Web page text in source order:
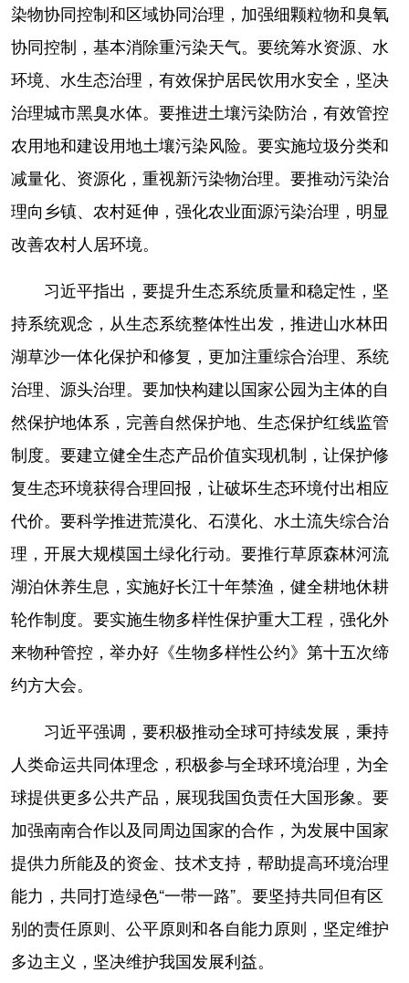
染物协同控制和区域协同治理，加强细颗粒物和臭氧
协同控制，基本消除重污染天气。要统筹水资源、水
环境、水生态治理，有效保护居民饮用水安全，坚决
治理城市黑臭水体。要推进土壤污染防治，有效管控
农用地和建设用地土壤污染风险。要实施垃圾分类和
减量化、资源化，重视新污染物治理。要推动污染治
理向乡镇、农村延伸，强化农业面源污染治理，明显
改善农村人居环境。
习近平指出，要提升生态系统质量和稳定性，坚
持系统观念，从生态系统整体性出发，推进山水林田
湖草沙一体化保护和修复，更加注重综合治理、系统
治理、源头治理。要加快构建以国家公园为主体的自
然保护地体系，完善自然保护地、生态保护红线监管
制度。要建立健全生态产品价值实现机制，让保护修
复生态环境获得合理回报，让破坏生态环境付出相应
代价。要科学推进荒漠化、石漠化、水土流失综合治
理，开展大规模国土绿化行动。要推行草原森林河流
湖泊休养生息，实施好长江十年禁渔，健全耕地休耕
轮作制度。要实施生物多样性保护重大工程，强化外
来物种管控，举办好《生物多样性公约》第十五次缔
约方大会。
习近平强调，要积极推动全球可持续发展，秉持
人类命运共同体理念，积极参与全球环境治理，为全
球提供更多公共产品，展现我国负责任大国形象。要
加强南南合作以及同周边国家的合作，为发展中国家
提供力所能及的资金、技术支持，帮助提高环境治理
能力，共同打造绿色“一带一路”。要坚持共同但有区
别的责任原则、公平原则和各自能力原则，坚定维护
多边主义，坚决维护我国发展利益。